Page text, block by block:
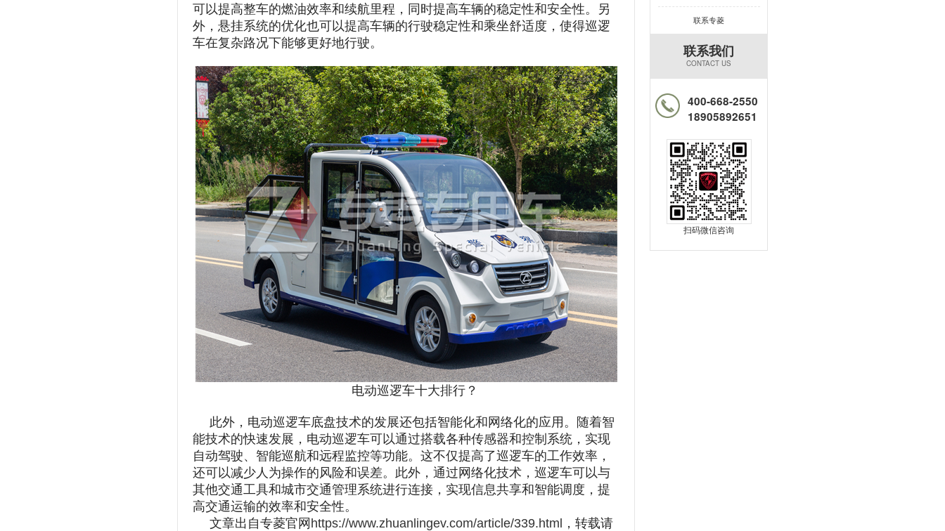
可以提高整车的燃油效率和续航里程，同时提高车辆的稳定性和安全性。另
外，悬挂系统的优化也可以提高车辆的行驶稳定性和乘坐舒适度，使得巡逻
车在复杂路况下能够更好地行驶。
电动巡逻车十大排行？
此外，电动巡逻车底盘技术的发展还包括智能化和网络化的应用。随着智
能技术的快速发展，电动巡逻车可以通过搭载各种传感器和控制系统，实现
自动驾驶、智能巡航和远程监控等功能。这不仅提高了巡逻车的工作效率，
还可以减少人为操作的风险和误差。此外，通过网络化技术，巡逻车可以与
其他交通工具和城市交通管理系统进行连接，实现信息共享和智能调度，提
高交通运输的效率和安全性。
文章出自专菱官 网 https://www.zhuanlingev.com/article/339.html ， 转载请
联系专菱
联系我们
CONTACT US
400-668-2550
18905892651
扫码微信咨询